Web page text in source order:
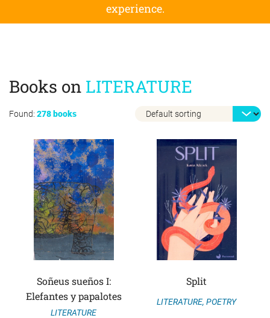
experience.
Found: 278 books
Books on LITERATURE
Soñeus sueños I:
Elefantes y papalotes
LITERATURE
Split
LITERATURE, POETRY